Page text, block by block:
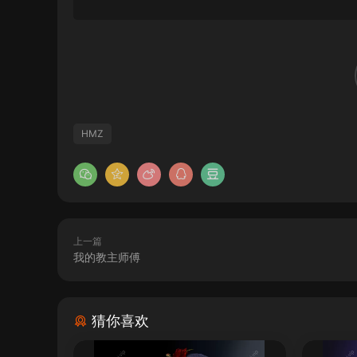
HMZ
上一篇
我的教主师傅
猜你喜欢